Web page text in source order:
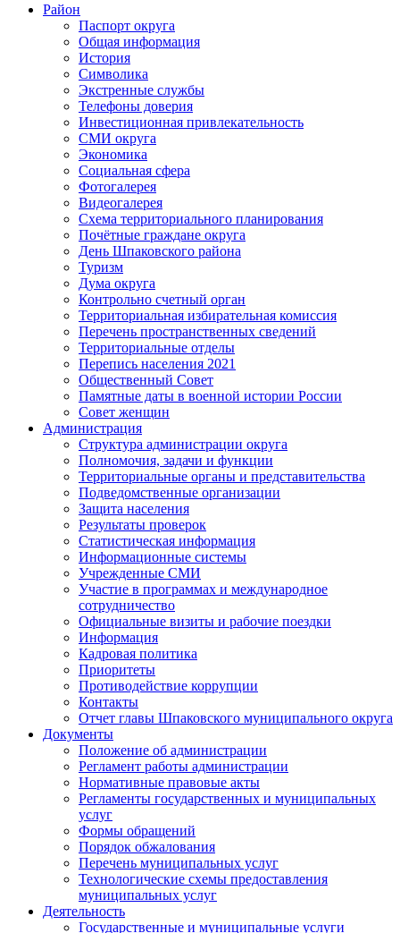
Район
Паспорт округа
Общая информация
История
Символика
Экстренные службы
Телефоны доверия
Инвестиционная привлекательность
СМИ округа
Экономика
Социальная сфера
Фотогалерея
Видеогалерея
Схема территориального планирования
Почётные граждане округа
День Шпаковского района
Туризм
Дума округа
Контрольно счетный орган
Территориальная избирательная комиссия
Перечень пространственных сведений
Территориальные отделы
Перепись населения 2021
Общественный Совет
Памятные даты в военной истории России
Совет женщин
Администрация
Структура администрации округа
Полномочия, задачи и функции
Территориальные органы и представительства
Подведомственные организации
Защита населения
Результаты проверок
Статистическая информация
Информационные системы
Учрежденные СМИ
Участие в программах и международное
сотрудничество
Официальные визиты и рабочие поездки
Информация
Кадровая политика
Приоритеты
Противодействие коррупции
Контакты
Отчет главы Шпаковского муниципального округа
Документы
Положение об администрации
Регламент работы администрации
Нормативные правовые акты
Регламенты государственных и муниципальных
услуг
Формы обращений
Порядок обжалования
Перечень муниципальных услуг
Технологические схемы предоставления
муниципальных услуг
Деятельность
Государственные и муниципальные услуги